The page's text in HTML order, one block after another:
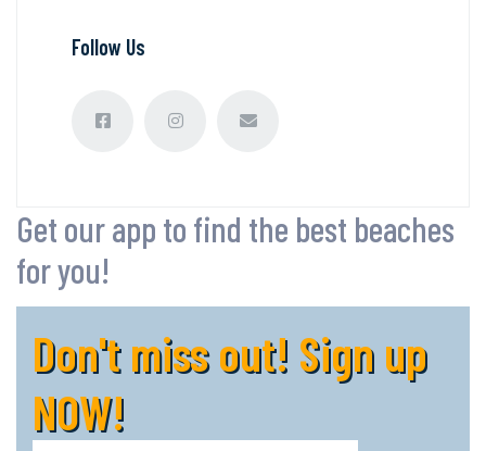
Follow Us
Get our app to find the best beaches
for you!
Don't miss out! Sign up
NOW!